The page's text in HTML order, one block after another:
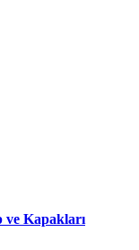
ve Kapakları